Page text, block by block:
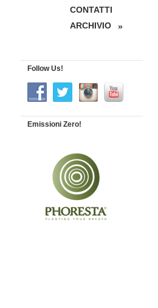
CONTATTI
ARCHIVIO
»
Follow Us!
Emissioni Zero!